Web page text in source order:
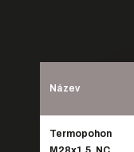
Název
Termopohon